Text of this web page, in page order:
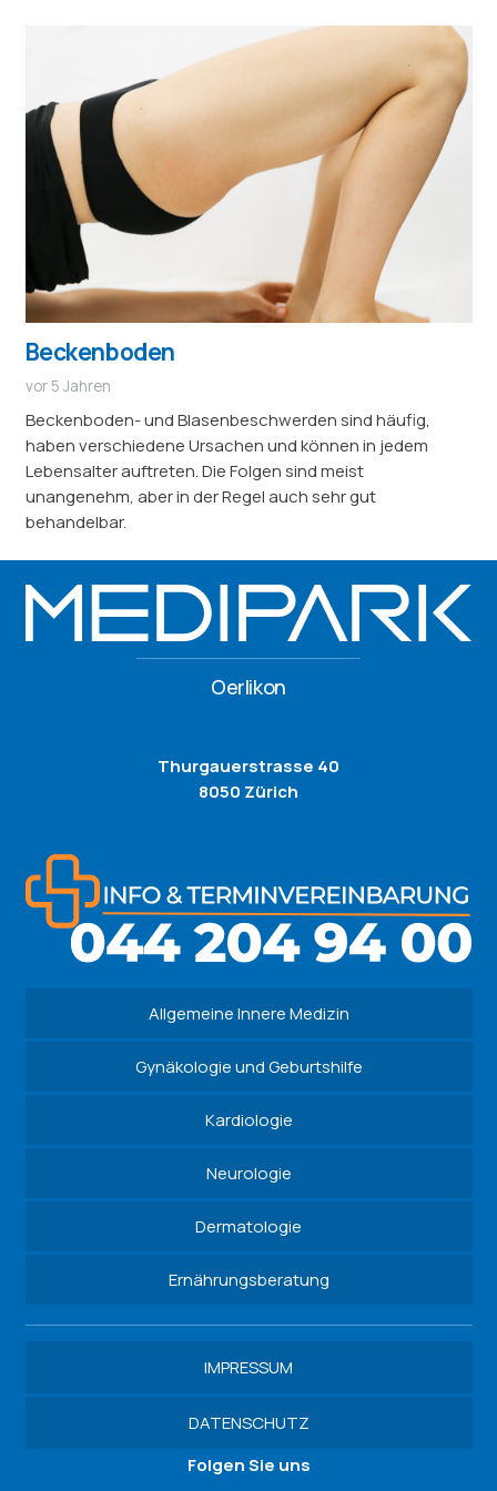
Beckenboden
vor 5 Jahren
Beckenboden- und Blasenbeschwerden sind häufig,
haben verschiedene Ursachen und können in jedem
Lebensalter auftreten. Die Folgen sind meist
unangenehm, aber in der Regel auch sehr gut
behandelbar.
Oerlikon
Thurgauerstrasse 40
8050 Zürich
Allgemeine Innere Medizin
Gynäkologie und Geburtshilfe
Kardiologie
Neurologie
Dermatologie
Ernährungsberatung
IMPRESSUM
DATENSCHUTZ
Folgen Sie uns